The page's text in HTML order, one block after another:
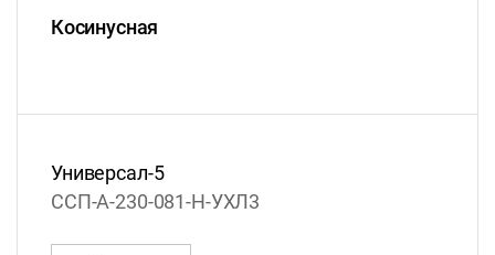
Косинусная
Универсал-5
ССП-А-230-081-Н-УХЛ3